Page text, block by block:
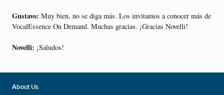
Gustavo: Muy bien, no se diga más. Los invitamos a conocer más de
VocalEssence On Demand. Muchas gracias. ¡Gracias Novelli!
Novelli: ¡Saludos!
About Us